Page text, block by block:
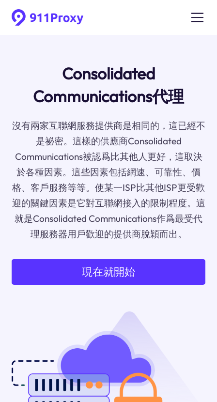
Consolidated
Communications代理
沒有兩家互聯網服務提供商是相同的，這已經不
是祕密。這樣的供應商Consolidated
Communications被認爲比其他人更好，這取決
於各種因素。這些因素包括網速、可靠性、價
格、客戶服務等等。使某一ISP比其他ISP更受歡
迎的關鍵因素是它對互聯網接入的限制程度。這
就是Consolidated Communications作爲最受代
理服務器用戶歡迎的提供商脫穎而出。
現在就開始